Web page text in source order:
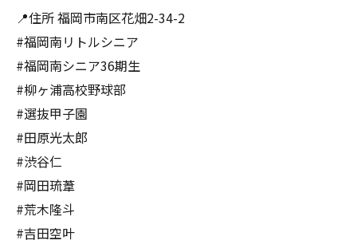
📍住所 福岡市南区花畑2-34-2
#福岡南リトルシニア
#福岡南シニア36期生
#柳ヶ浦高校野球部
#選抜甲子園
#田原光太郎
#渋谷仁
#岡田琉葦
#荒木隆斗
#吉田空叶